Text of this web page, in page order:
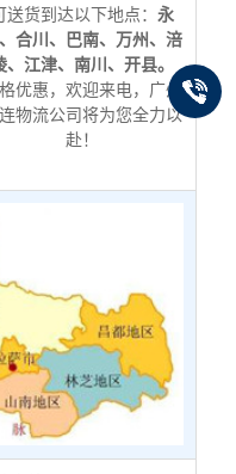
送货到达以下地点：永
合川、巴南、万州、涪
、江津、南川、开县。
优惠，欢迎来电，广州
物流公司将为您全力以
赴！